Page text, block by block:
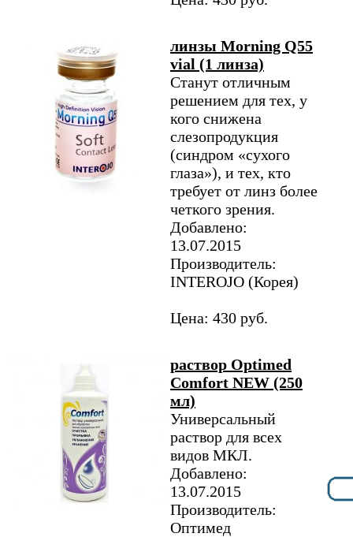
линзы Morning Q55
vial (1 линза)
Станут отличным
решением для тех, у
кого снижена
слезопродукция
(синдром «сухого
глаза»), и тех, кто
требует от линз более
четкого зрения.
Добавлено:
13.07.2015
Производитель:
INTEROJO (Корея)
Цена: 430 руб.
раствор Optimed
Comfort NEW (250
мл)
Универсальный
раствор для всех
видов МКЛ.
Добавлено:
13.07.2015
Производитель:
Оптимед